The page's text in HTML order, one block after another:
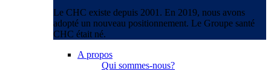
Le CHC existe depuis 2001. En 2019, nous avons
adopté un nouveau positionnement. Le Groupe santé
CHC était né.
A propos
Qui sommes-nous?